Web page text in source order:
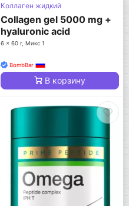
Коллаген жидкий
Collagen gel 5000 mg +
hyaluronic acid
6 x 60 г, Микс 1
BombBar
В корзину